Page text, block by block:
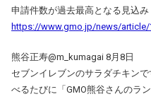
申請件数が過去最高となる見込
https://www.gmo.jp/news/article/
熊谷正寿@m_kumagai 8月8日
セブンイレブンのサラダチキン
べるたびに「GMO熊谷さんのラ